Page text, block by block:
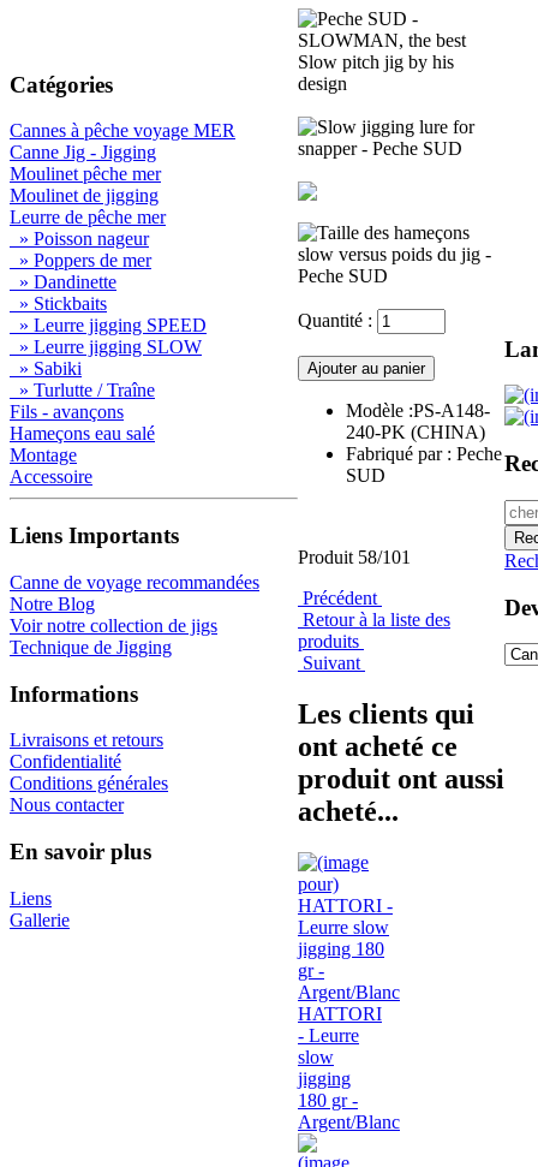
Catégories
Cannes à pêche voyage MER
Canne Jig - Jigging
Moulinet pêche mer
Moulinet de jigging
Leurre de pêche mer
» Poisson nageur
» Poppers de mer
» Dandinette
» Stickbaits
» Leurre jigging SPEED
» Leurre jigging SLOW
» Sabiki
» Turlutte / Traîne
Fils - avançons
Hameçons eau salé
Montage
Accessoire
Liens Importants
Canne de voyage recommandées
Notre Blog
Voir notre collection de jigs
Technique de Jigging
Informations
Livraisons et retours
Confidentialité
Conditions générales
Nous contacter
En savoir plus
Liens
Gallerie
Quantité :
Modèle :PS-A148-
240-PK (CHINA)
Fabriqué par : Peche
SUD
Produit 58/101
Précédent
Retour à la liste des
produits
Suivant
Les clients qui
ont acheté ce
produit ont aussi
acheté...
HATTORI
- Leurre
slow
jigging
180 gr -
Argent/Blanc